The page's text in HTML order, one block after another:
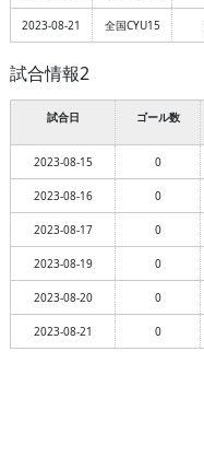
2023-08-21 全国CYU15
試合情報2
試合日 ゴール数
2023-08-15 0
2023-08-16 0
2023-08-17 0
2023-08-19 0
2023-08-20 0
2023-08-21 0